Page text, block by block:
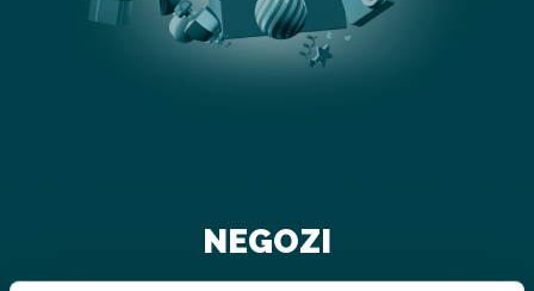
CONTATTI
NEGOZI